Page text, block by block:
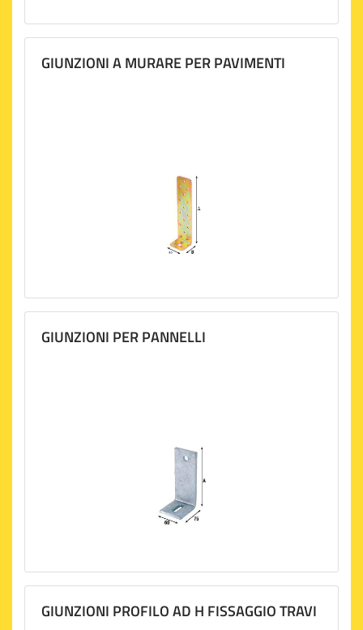
GIUNZIONI A MURARE PER PAVIMENTI
GIUNZIONI PER PANNELLI
GIUNZIONI PROFILO AD H FISSAGGIO TRAVI